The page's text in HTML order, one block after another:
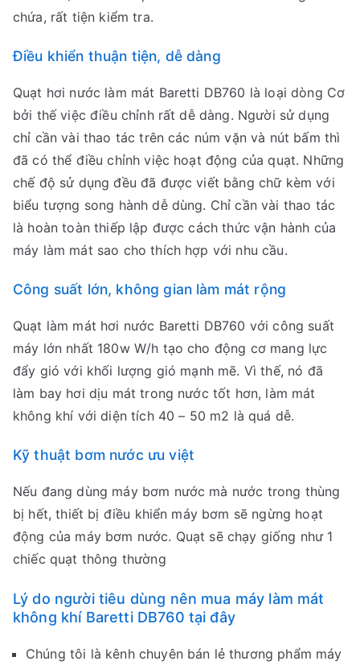
chứa, rất tiện kiểm tra.
Điều khiển thuận tiện, dễ dàng
Quạt hơi nước làm mát Baretti DB760 là loại dòng Cơ
bởi thế việc điều chỉnh rất dễ dàng. Người sử dụng
chỉ cần vài thao tác trên các núm vặn và nút bấm thì
đã có thể điều chỉnh việc hoạt động của quạt. Những
chế độ sử dụng đều đã được viết bằng chữ kèm với
biểu tượng song hành dễ dùng. Chỉ cần vài thao tác
là hoàn toàn thiếp lập được cách thức vận hành của
máy làm mát sao cho thích hợp với nhu cầu.
Công suất lớn, không gian làm mát rộng
Quạt làm mát hơi nước Baretti DB760 với công suất
máy lớn nhất 180w W/h tạo cho động cơ mang lực
đẩy gió với khối lượng gió mạnh mẽ. Vì thế, nó đã
làm bay hơi dịu mát trong nước tốt hơn, làm mát
không khí với diện tích 40 – 50 m2 là quá dễ.
Kỹ thuật bơm nước ưu việt
Nếu đang dùng máy bơm nước mà nước trong thùng
bị hết, thiết bị điều khiển máy bơm sẽ ngừng hoạt
động của máy bơm nước. Quạt sẽ chạy giống như 1
chiếc quạt thông thường
Lý do người tiêu dùng nên mua máy làm mát
không khí Baretti DB760 tại đây
Chúng tôi là kênh chuyên bán lẻ thương phẩm máy